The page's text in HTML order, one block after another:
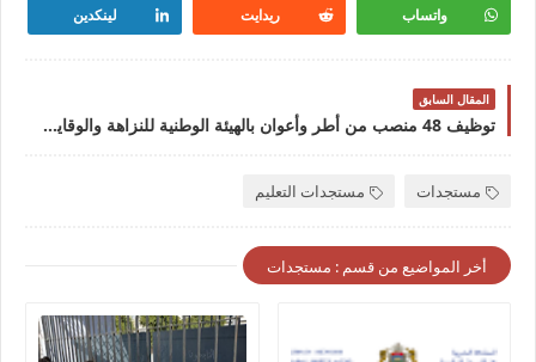
واتساب ريدايت لينكدين
المقال السابق
توظيف 48 منصب من أطر وأعوان بالهيئة الوطنية للنزاهة والوقاية من الرشوة ومحاربتها 2024 INPPLC
مستجدات مستجدات التعليم
أخر المواضيع من قسم : مستجدات